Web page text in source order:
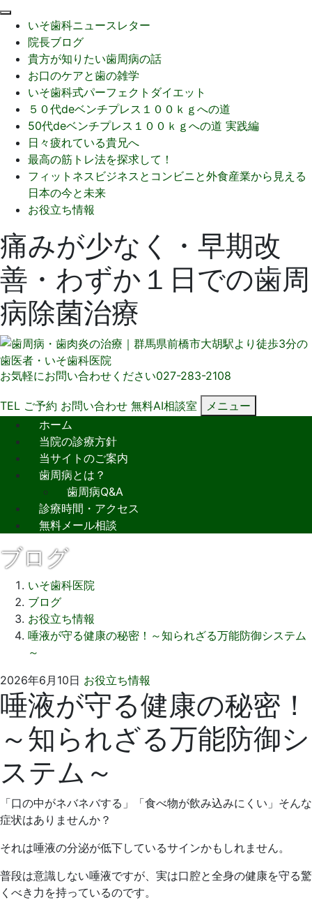
いそ歯科ニュースレター
院長ブログ
貴方が知りたい歯周病の話
お口のケアと歯の雑学
いそ歯科式パーフェクトダイエット
５０代deベンチプレス１００ｋｇへの道
50代deベンチプレス１００ｋｇへの道 実践編
日々疲れている貴兄へ
最高の筋トレ法を探求して！
フィットネスビジネスとコンビニと外食産業から見える
日本の今と未来
お役立ち情報
痛みが少なく・早期改
善・わずか１日での歯周
病除菌治療
お気軽にお問い合わせください027-283-2108
TEL ご予約 お問い合わせ 無料AI相談室
メニュー
ホーム
当院の診療方針
当サイトのご案内
歯周病とは？
歯周病Q&A
診療時間・アクセス
無料メール相談
ブログ
いそ歯科医院
ブログ
お役立ち情報
唾液が守る健康の秘密！～知られざる万能防御システム
～
2026年6月10日 お役立ち情報
年
5
月
27
そ
歯
科
医
唾液が守る健康の秘密！
～知られざる万能防御シ
ステム～
「口の中がネバネバする」「食べ物が飲み込みにくい」そんな
症状はありませんか？
それは唾液の分泌が低下しているサインかもしれません。
普段は意識しない唾液ですが、実は口腔と全身の健康を守る驚
くべき力を持っているのです。